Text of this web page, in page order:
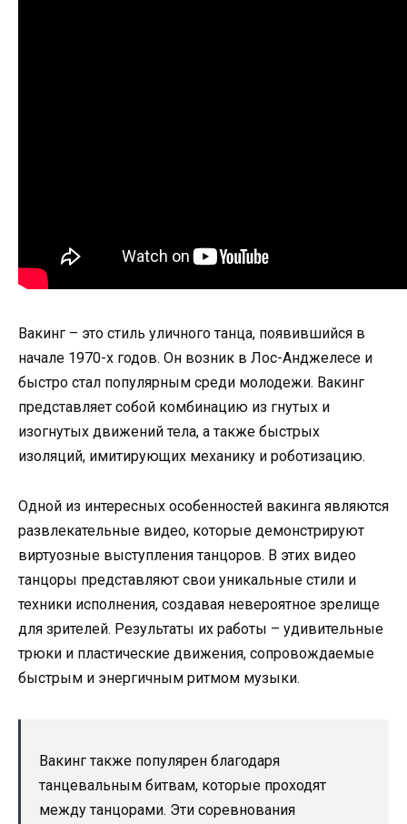
Вакинг – это стиль уличного танца, появившийся в
начале 1970-х годов. Он возник в Лос-Анджелесе и
быстро стал популярным среди молодежи. Вакинг
представляет собой комбинацию из гнутых и
изогнутых движений тела, а также быстрых
изоляций, имитирующих механику и роботизацию.
Одной из интересных особенностей вакинга являются
развлекательные видео, которые демонстрируют
виртуозные выступления танцоров. В этих видео
танцоры представляют свои уникальные стили и
техники исполнения, создавая невероятное зрелище
для зрителей. Результаты их работы – удивительные
трюки и пластические движения, сопровождаемые
быстрым и энергичным ритмом музыки.
Вакинг также популярен благодаря
танцевальным битвам, которые проходят
между танцорами. Эти соревнования